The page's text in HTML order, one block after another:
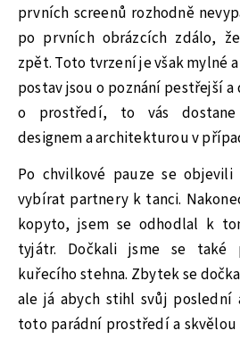
prvních screenů rozhodně
po prvních obrázcích zdálo,
zpět. Toto tvrzení je však mylné
postav jsou o poznání pestřejší
o prostředí, to vás dostane
designem a architekturou v
Po chvilkové pauze se
vybírat partnery k tanci.
kopyto, jsem se odhodlal k
tyjátr. Dočkali jsme se také
kuřecího stehna. Zbytek se
ale já abych stihl svůj poslední
toto parádní prostředí a